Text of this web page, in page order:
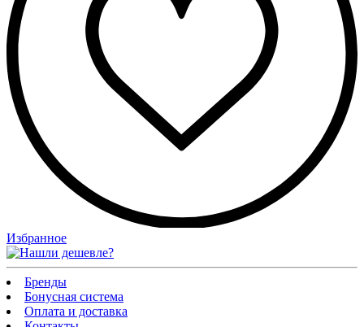
Избранное
Бренды
Бонусная система
Оплата и доставка